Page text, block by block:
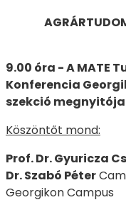
9.00 óra - A MATE
Konferencia
szekció megnyitója
Köszöntőt mond:
Prof. Dr. Gyuricza
Dr. Szabó Péter
Georgikon Campus